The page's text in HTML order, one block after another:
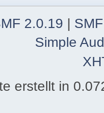
2.0.19
Simple
erstellt in